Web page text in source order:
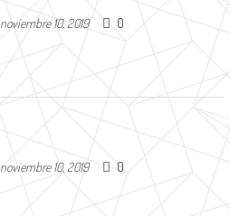
noviembre 10, 2019 0
noviembre 10, 2019 0